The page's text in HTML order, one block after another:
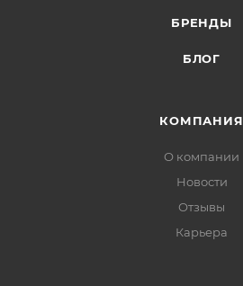
БРЕНДЫ
БЛОГ
КОМПАНИЯ
О компании
Новости
Отзывы
Карьера